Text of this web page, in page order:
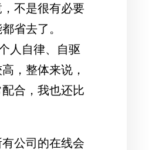
不是很有必要
省去了。
人自律、自驱
，整体来说，
合，我也还比
公司的在线会